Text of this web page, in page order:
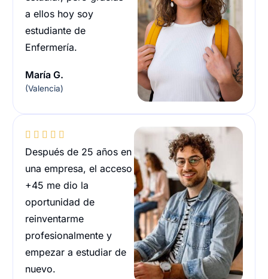
a ellos hoy soy
estudiante de
Enfermería.
María G.
(Valencia)
    
Después de 25 años en
una empresa, el acceso
+45 me dio la
oportunidad de
reinventarme
profesionalmente y
empezar a estudiar de
nuevo.